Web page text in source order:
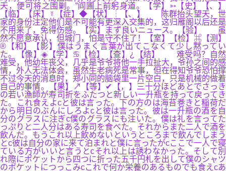
天，便可将之围剿。”阎圃上前躬身道。【学】➳【史】【、】
【临】【床】☿【症】◆【状】┆【、】 陈群抬头望天，世
家的身份注定他们是不可能有更深入交集的，这归雁阁以后还是
不用来了，免得伤感。【实】まず良いニュース。【验】 虽
然不愿意承认，但城门，怕是守不住了！【室】【检】⌘【测】
®【和】【影】僕はうまく言葉が出てこなくて少し黙ってい
た。【像】◈【学】♋【检】【查】¿【结】 难受吗？自然
难受，他幼年丧父，几乎是爷爷将他一手拉扯大，爷孙之间的感
情，外人无法体会，虽然生老病死是常事，但在得知爷爷恐怕撑
不过今天的消息时，郑小同的脑袋里一片空白，只是机械的做着
自己的事情。【果】↗【等】✔【，】三十分ほどあとでさっき
の若い漁師が寿司折をふたつと新しい一升瓶を持って戻ってき
た。これ食えよcと彼は言った。下の方のは海苔巻きと稲荷だ
から明日のぶんにしろよcと彼は言った。彼は一升瓶の酒を自
分のグラスに注ぎc僕のグラスにも注いた。僕は礼を言ってた
っぷりと二人分はある寿司を食べた。それからまた二人で酒を
飲んだ。もうこれ以上飲めないというところまで飲んでしまう
とc彼は自分の家に来て泊まれと僕に言ったがcここで一人で寝
ている方がいいと言うとcそれ以上は誘わなかった。そして別
れ際にポケットから四つに折った五千円札を出して僕のシャツ
のポケットにつっこみcこれで何か栄養のあるものでも食えcあ